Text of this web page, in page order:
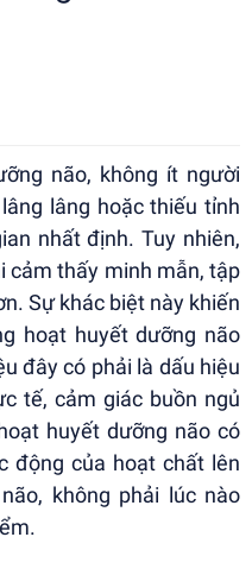
não, không ít người
lâng hoặc thiếu tỉnh
nhất định. Tuy nhiên,
cảm thấy minh mẫn, tập
Sự khác biệt này khiến
hoạt huyết dưỡng não
đây có phải là dấu hiệu
tế, cảm giác buồn ngủ
huyết dưỡng não có
động của hoạt chất lên
không phải lúc nào